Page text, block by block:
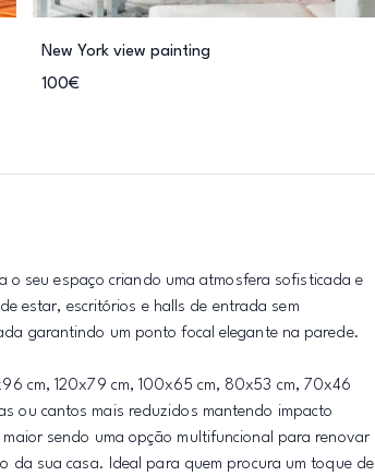
New York view painting
100€
seu espaço criando uma atmosfera sofisticada e
estar, escritórios e halls de entrada sem
garantindo um ponto focal elegante na parede.
cm, 120x79 cm, 100x65 cm, 80x53 cm, 70x46
ou cantos mais reduzidos mantendo impacto
sendo uma opção multifuncional para renovar
da sua casa. Ideal para quem procura um toque de